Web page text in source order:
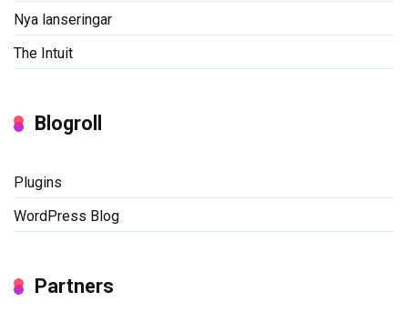
Nya lanseringar
The Intuit
Blogroll
Plugins
WordPress Blog
Partners